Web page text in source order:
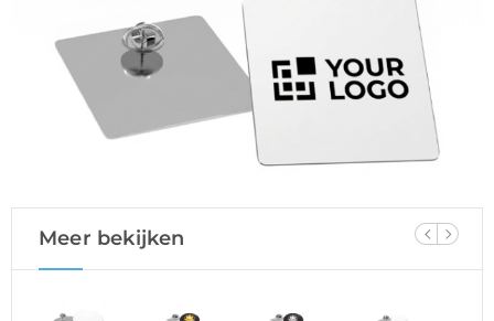
Meer bekijken